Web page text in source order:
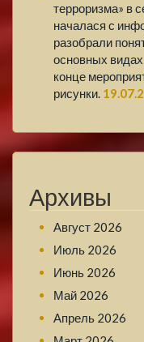
терроризма» в
началася с
разобрали
основных
конце
рисунки.
Архивы
Август 2026
Июль 2026
Июнь 2026
Май 2026
Апрель 2026